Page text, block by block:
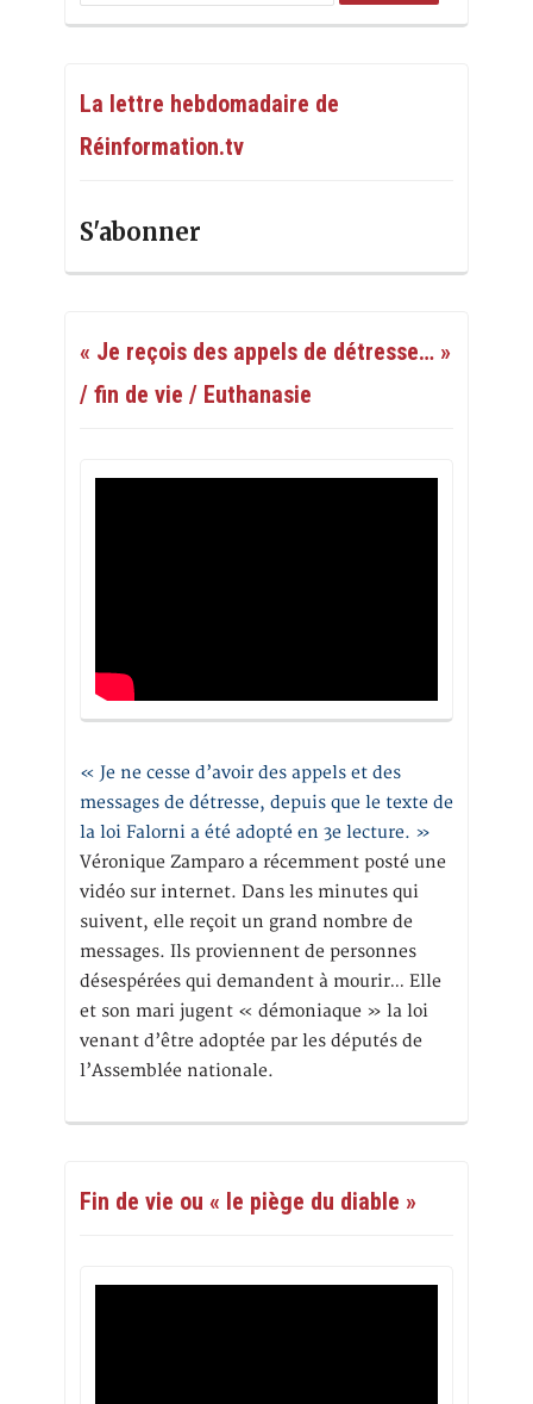
La lettre hebdomadaire de
Réinformation.tv
S'abonner
« Je reçois des appels de détresse… »
/ fin de vie / Euthanasie
« Je ne cesse d’avoir des appels et des
messages de détresse, depuis que le texte de
la loi Falorni a été adopté en 3e lecture. »
Véronique Zamparo a récemment posté une
vidéo sur internet. Dans les minutes qui
suivent, elle reçoit un grand nombre de
messages. Ils proviennent de personnes
désespérées qui demandent à mourir… Elle
et son mari jugent « démoniaque » la loi
venant d’être adoptée par les députés de
l’Assemblée nationale.
Fin de vie ou « le piège du diable »